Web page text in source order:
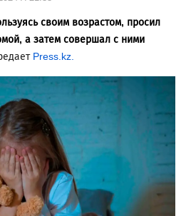
своим возрастом, просил
а затем совершал с ними
Press.kz.